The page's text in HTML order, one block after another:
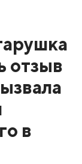
отзыв
в